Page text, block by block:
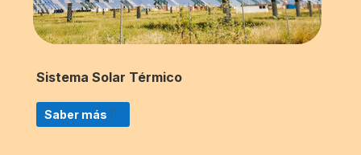
Sistema Solar Térmico
Saber más